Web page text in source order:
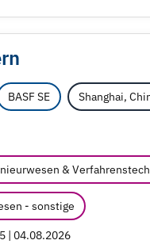
BASF SE Shanghai,
&
- sonstige
| 04.08.2026